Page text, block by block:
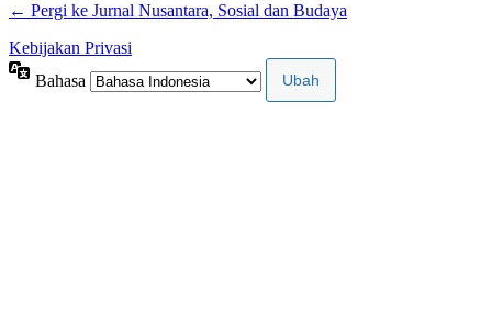
← Pergi ke Jurnal Nusantara, Sosial dan Budaya
Kebijakan Privasi
Bahasa